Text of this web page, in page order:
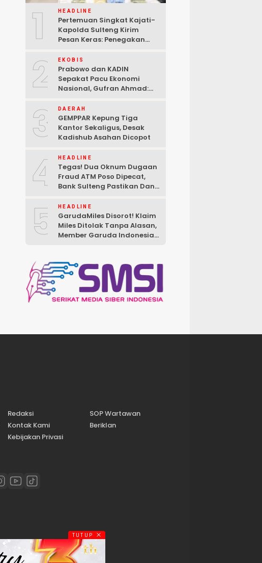
1 HEADLINE
Pertemuan Singkat Kajati-
Kapolda Sulteng Kirim
Pesan Keras: Penegakan
2 EKOBIS
Prabowo dan KADIN
Sepakat Pacu Ekonomi
Nasional, Gufran Ahmad:
3 DAERAH
GEMPPAR Kepung Tiga
Kantor Sekaligus, Desak
Kadishub Asahan Dicopot
4 HEADLINE
Tegas! Dua Oknum Dugaan
Fraud ATM Poso Dipecat,
Bank Sulteng Pastikan Dana
5 HEADLINE
GarudaMiles Disorot! Klaim
Miles Ditolak Tanpa Alasan,
Member Garuda Indonesia
Redaksi
SOP Wartawan
Kontak Kami
Beriklan
Kebijakan Privasi
TUTUP